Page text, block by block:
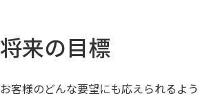
将来の目標
お客様のどんな要望にも応えられるよ